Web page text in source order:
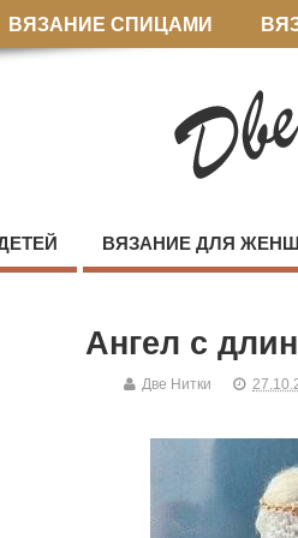
ВЯЗАНИЕ СПИЦАМИ
ВЯЗАНИЕ ДЛЯ
Ангел с
Две Нитки